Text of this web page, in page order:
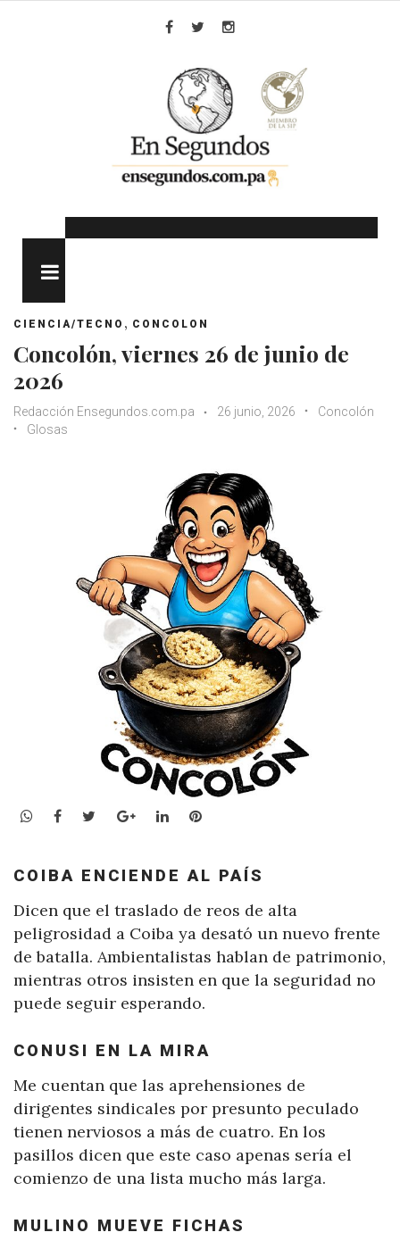
CIENCIA/TECNO , CONCOLON
Concolón, viernes 26 de junio de
2026
Redacción Ensegundos.com.pa 26 junio, 2026
Concolón
Glosas
WhatsApp
Facebook
TwitterGoogle+LinkedInPinterest
COIBA ENCIENDE AL PAÍS
Dicen que el traslado de reos de alta
peligrosidad a Coiba ya desató un nuevo frente
de batalla. Ambientalistas hablan de patrimonio,
mientras otros insisten en que la seguridad no
puede seguir esperando.
CONUSI EN LA MIRA
Me cuentan que las aprehensiones de
dirigentes sindicales por presunto peculado
tienen nerviosos a más de cuatro. En los
pasillos dicen que este caso apenas sería el
comienzo de una lista mucho más larga.
MULINO MUEVE FICHAS